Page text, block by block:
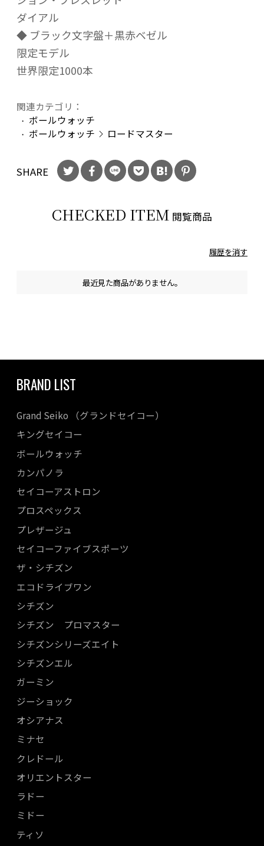
ダイアル
◆ ブラック文字盤＋黒赤ベゼル
限定モデル
世界限定1000本
関連カテゴリ：
ボールウォッチ
ボールウォッチ
ロードマスター
SHARE
CHECKED ITEM 閲覧商品
履歴を消す
最近見た商品がありません。
BRAND LIST
Grand Seiko （グランドセイコー）
キングセイコー
ボールウォッチ
カンパノラ
セイコーアストロン
プロスペックス
プレザージュ
セイコーファイブスポーツ
ザ・シチズン
エコドライブワン
シチズン
シチズン プロマスター
シチズンシリーズエイト
シチズンエル
ガーミン
ジーショック
オシアナス
ミナセ
クレドール
オリエントスター
ラドー
ミドー
ティソ